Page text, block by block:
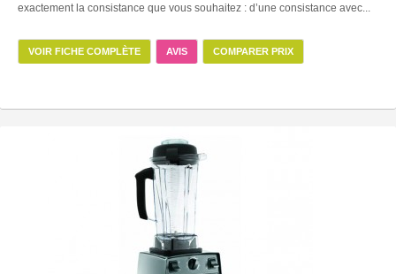
exactement la consistance que vous souhaitez : d’une consistance avec...
VOIR FICHE COMPLÈTE AVIS COMPARER PRIX